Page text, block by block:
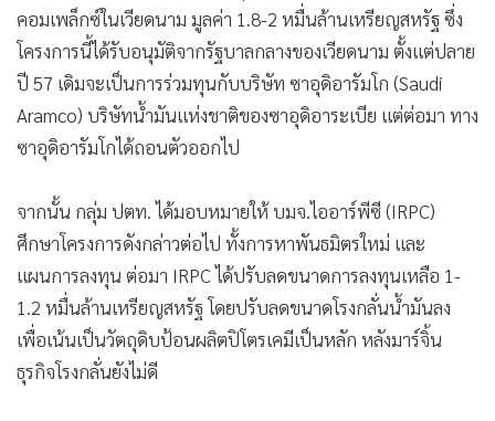
คอมเพล็กซ์ในเวียดนาม มูลค่า 1.8-2 หมื่นล้านเหรียญสหรัฐ ซึ่ง
โครงการนี้ได้รับอนุมัติจากรัฐบาลกลางของเวียดนาม ตั้งแต่ปลาย
ปี 57 เดิมจะเป็นการร่วมทุนกับบริษัท ซาอุดิอารัมโก (Saudi
Aramco) บริษัทน้ำมันแห่งชาติของซาอุดิอาระเบีย แต่ต่อมา ทาง
ซาอุดิอารัมโกได้ถอนตัวออกไป
จากนั้น กลุ่ม ปตท. ได้มอบหมายให้ บมจ.ไออาร์พีซี (IRPC)
ศึกษาโครงการดังกล่าวต่อไป ทั้งการหาพันธมิตรใหม่ และ
แผนการลงทุน ต่อมา IRPC ได้ปรับลดขนาดการลงทุนเหลือ 1-
1.2 หมื่นล้านเหรียญสหรัฐ โดยปรับลดขนาดโรงกลั่นน้ำมันลง
เพื่อเน้นเป็นวัตถุดิบป้อนผลิตปิโตรเคมีเป็นหลัก หลังมาร์จิ้น
ธุรกิจโรงกลั่นยังไม่ดี